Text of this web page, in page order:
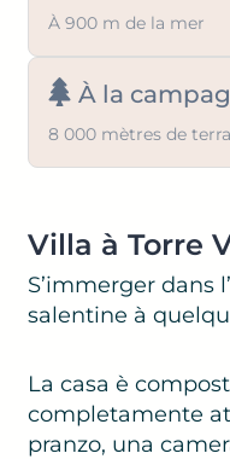
À 900 m de la mer
À la
8 000 mètres de
Villa à Torre
S’immerger dans
salentine à
La casa è
completamente
pranzo, una